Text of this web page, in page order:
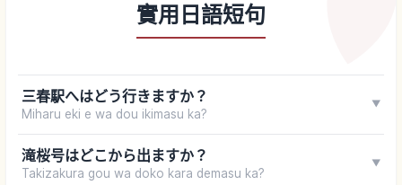
實用日語短句
三春駅へはどう行きますか？
Miharu eki e wa dou ikimasu ka?
▼
滝桜号はどこから出ますか？
Takizakura gou wa doko kara demasu ka?
▼